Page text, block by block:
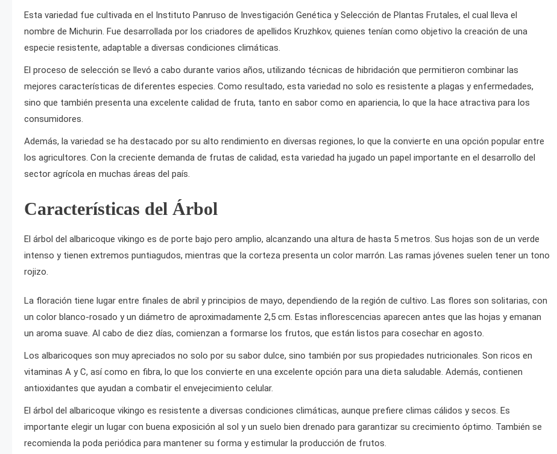
Esta variedad fue cultivada en el Instituto Panruso de Investigación Genética y Selección de Plantas Frutales, el cual lleva el
nombre de Michurin. Fue desarrollada por los criadores de apellidos Kruzhkov, quienes tenían como objetivo la creación de una
especie resistente, adaptable a diversas condiciones climáticas.
El proceso de selección se llevó a cabo durante varios años, utilizando técnicas de hibridación que permitieron combinar las
mejores características de diferentes especies. Como resultado, esta variedad no solo es resistente a plagas y enfermedades,
sino que también presenta una excelente calidad de fruta, tanto en sabor como en apariencia, lo que la hace atractiva para los
consumidores.
Además, la variedad se ha destacado por su alto rendimiento en diversas regiones, lo que la convierte en una opción popular entre
los agricultores. Con la creciente demanda de frutas de calidad, esta variedad ha jugado un papel importante en el desarrollo del
sector agrícola en muchas áreas del país.
Características del Árbol
El árbol del albaricoque vikingo es de porte bajo pero amplio, alcanzando una altura de hasta 5 metros. Sus hojas son de un verde
intenso y tienen extremos puntiagudos, mientras que la corteza presenta un color marrón. Las ramas jóvenes suelen tener un tono
rojizo.
La floración tiene lugar entre finales de abril y principios de mayo, dependiendo de la región de cultivo. Las flores son solitarias, con
un color blanco-rosado y un diámetro de aproximadamente 2,5 cm. Estas inflorescencias aparecen antes que las hojas y emanan
un aroma suave. Al cabo de diez días, comienzan a formarse los frutos, que están listos para cosechar en agosto.
Los albaricoques son muy apreciados no solo por su sabor dulce, sino también por sus propiedades nutricionales. Son ricos en
vitaminas A y C, así como en fibra, lo que los convierte en una excelente opción para una dieta saludable. Además, contienen
antioxidantes que ayudan a combatir el envejecimiento celular.
El árbol del albaricoque vikingo es resistente a diversas condiciones climáticas, aunque prefiere climas cálidos y secos. Es
importante elegir un lugar con buena exposición al sol y un suelo bien drenado para garantizar su crecimiento óptimo. También se
recomienda la poda periódica para mantener su forma y estimular la producción de frutos.